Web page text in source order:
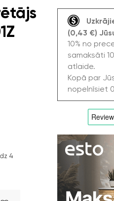
4
(0,43 €)
10% no
samaksāti
atlaide.
Kopā par
nopelnīsiet